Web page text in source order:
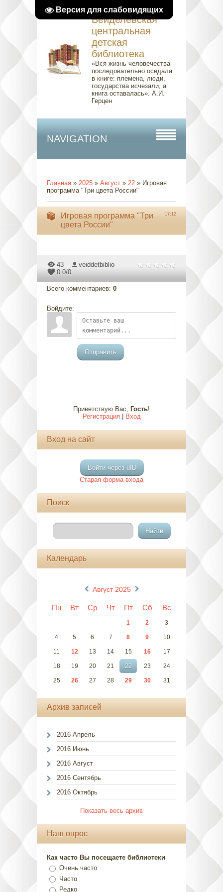
Версия для слабовидящих
Вейделевская
центральная
детская
библиотека
«Вся жизнь человечества
последовательно оседала
в книге: племена, люди,
государства исчезали, а
книга оставалась». А.И.
Герцен
NAVIGATION
Главная » 2025 » Август » 22 » Игровая
программа "Три цвета России"
17:12
Игровая программа "Три
цвета России"
43
veiddetbiblio
0.0/0
Всего комментариев: 0
Войдите:
Отправить
Приветствую Вас, Гость!
Регистрация| Вход
Вход на сайт
Войти через uID
Старая форма входа
Поиск
Календарь
« Август 2025 »
Пн Вт Ср Чт Пт Сб Вс
1 2 3
4 5 6 7 8 9 10
11 12 13 14 15 16 17
18 19 20 21 22 23 24
25 26 27 28 29 30 31
Архив записей
2016 Апрель
2016 Июнь
2016 Август
2016 Сентябрь
2016 Октябрь
Показать весь архив
Наш опрос
Как часто Вы посещаете библиотеки
Очень часто
Часто
Редко